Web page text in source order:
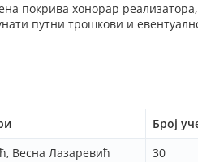
покрива хонорар
путни трошкови и
Број
Весна Лазаревић 30